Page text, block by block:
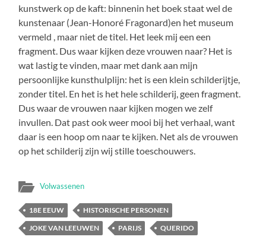
kunstwerk op de kaft: binnenin het boek staat wel de
kunstenaar (Jean-Honoré Fragonard)en het museum
vermeld , maar niet de titel. Het leek mij een een
fragment. Dus waar kijken deze vrouwen naar? Het is
wat lastig te vinden, maar met dank aan mijn
persoonlijke kunsthulplijn: het is een klein schilderijtje,
zonder titel. En het is het hele schilderij, geen fragment.
Dus waar de vrouwen naar kijken mogen we zelf
invullen. Dat past ook weer mooi bij het verhaal, want
daar is een hoop om naar te kijken. Net als de vrouwen
op het schilderij zijn wij stille toeschouwers.
Volwassenen
18E EEUW
HISTORISCHE PERSONEN
JOKE VAN LEEUWEN
PARIJS QUERIDO